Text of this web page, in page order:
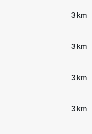
3 km
3 km
3 km
3 km